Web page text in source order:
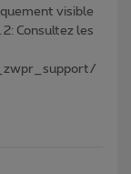
visible
Consultez les